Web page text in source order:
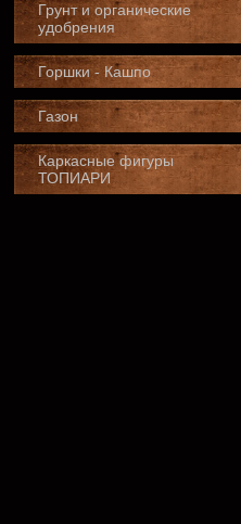
Грунт и органические
удобрения
Горшки - Кашпо
Газон
Каркасные фигуры
ТОПИАРИ